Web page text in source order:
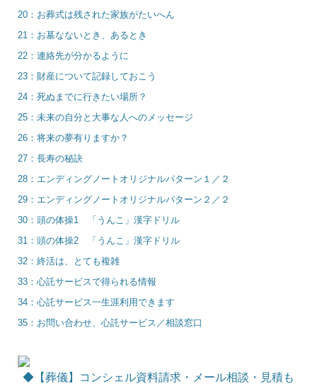
20：お葬式は残された家族がたいへん
21：お墓なないとき、あるとき
22：連絡先が分かるように
23：財産について記録しておこう
24：死ぬまでに行きたい場所？
25：未来の自分と大事な人へのメッセージ
26：将来の夢有りますか？
27：長寿の秘訣
28：エンディングノートオリジナルパターン１／２
29：エンディングノートオリジナルパターン２／２
30：頭の体操1 「うんこ」漢字ドリル
31：頭の体操2 「うんこ」漢字ドリル
32：終活は、とても複雑
33：心託サービスで得られる情報
34：心託サービス一生涯利用できます
35：お問い合わせ、心託サービス／相談窓口
◆【葬儀】コンシェル資料請求・メール相談・見積も